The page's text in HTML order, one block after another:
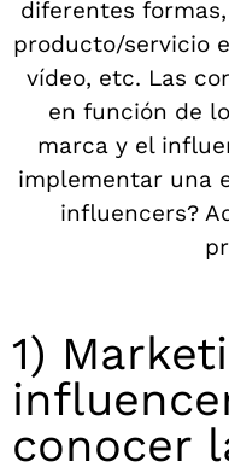
diferentes
producto/servicio
vídeo, etc. Las
en función de
marca y el
implementar una
influencers?
1)
conocer